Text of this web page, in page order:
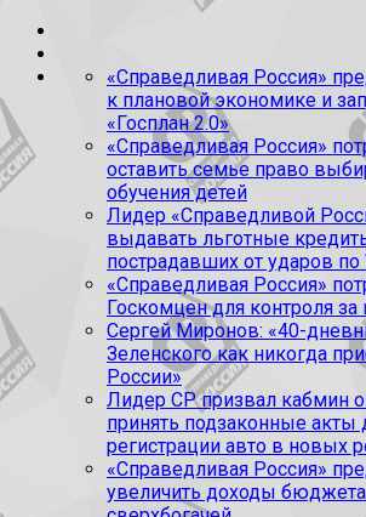
«Справедливая Россия»
к плановой экономике и
«Госплан 2.0»
«Справедливая Россия»
оставить семье право
обучения детей
Лидер «Справедливой
выдавать льготные
пострадавших от ударов по
«Справедливая Россия»
Госкомцен для контроля
Сергей Миронов: «40-
Зеленского как никогда
России»
Лидер СР призвал кабмин
принять подзаконные акты
регистрации авто в новых
«Справедливая Россия»
увеличить доходы бюджета